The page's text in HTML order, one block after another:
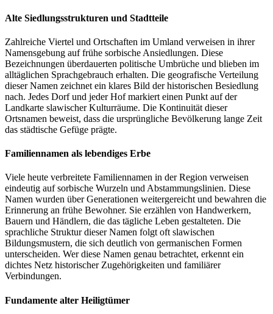
Alte Siedlungsstrukturen und Stadtteile
Zahlreiche Viertel und Ortschaften im Umland verweisen in ihrer
Namensgebung auf frühe sorbische Ansiedlungen. Diese
Bezeichnungen überdauerten politische Umbrüche und blieben im
alltäglichen Sprachgebrauch erhalten. Die geografische Verteilung
dieser Namen zeichnet ein klares Bild der historischen Besiedlung
nach. Jedes Dorf und jeder Hof markiert einen Punkt auf der
Landkarte slawischer Kulturräume. Die Kontinuität dieser
Ortsnamen beweist, dass die ursprüngliche Bevölkerung lange Zeit
das städtische Gefüge prägte.
Familiennamen als lebendiges Erbe
Viele heute verbreitete Familiennamen in der Region verweisen
eindeutig auf sorbische Wurzeln und Abstammungslinien. Diese
Namen wurden über Generationen weitergereicht und bewahren die
Erinnerung an frühe Bewohner. Sie erzählen von Handwerkern,
Bauern und Händlern, die das tägliche Leben gestalteten. Die
sprachliche Struktur dieser Namen folgt oft slawischen
Bildungsmustern, die sich deutlich von germanischen Formen
unterscheiden. Wer diese Namen genau betrachtet, erkennt ein
dichtes Netz historischer Zugehörigkeiten und familiärer
Verbindungen.
Fundamente alter Heiligtümer